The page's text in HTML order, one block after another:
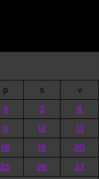
p s
v
4 5
6
11 12
13
18 19
20
25 26
27